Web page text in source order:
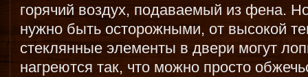
горячий воздух, подаваемый из фена.
нужно быть осторожными, от высокой
стеклянные элементы в двери могут
нагреются так, что можно просто